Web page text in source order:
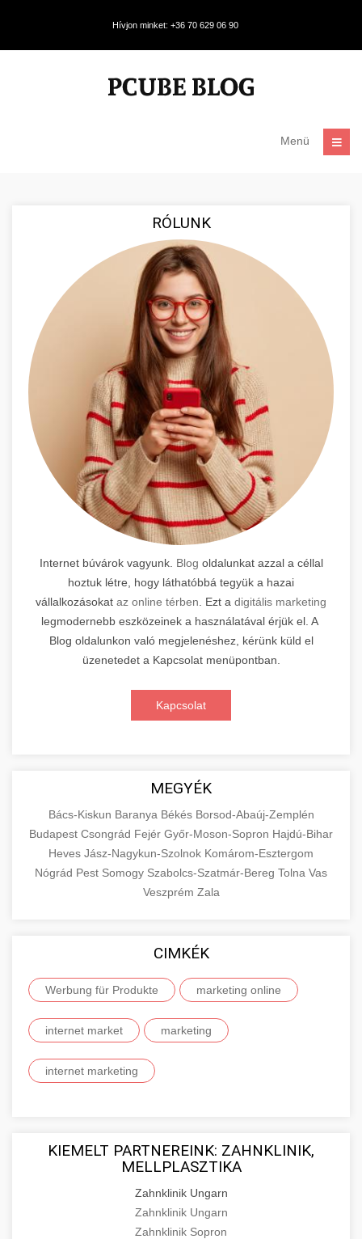
Hívjon minket: +36 70 629 06 90
Menü
RÓLUNK
Internet búvárok vagyunk. Blog oldalunkat azzal a céllal
hoztuk létre, hogy láthatóbbá tegyük a hazai
vállalkozásokat az online térben . Ezt a digitális marketing
legmodernebb eszközeinek a használatával érjük el. A
Blog oldalunkon való megjelenéshez, kérünk küld el
üzenetedet a Kapcsolat menüpontban.
Kapcsolat
MEGYÉK
Bács-Kiskun Baranya Békés Borsod-Abaúj-Zemplén
Budapest Csongrád Fejér Győr-Moson-Sopron Hajdú-Bihar
Heves Jász-Nagykun-Szolnok Komárom-Esztergom
Nógrád Pest Somogy Szabolcs-Szatmár-Bereg Tolna Vas
Veszprém Zala
CIMKÉK
Werbung für Produkte marketing online
internet market marketing
internet marketing
KIEMELT PARTNEREINK: ZAHNKLINIK,
MELLPLASZTIKA
Zahnklinik Ungarn
Zahnklinik Ungarn
Zahnklinik Sopron